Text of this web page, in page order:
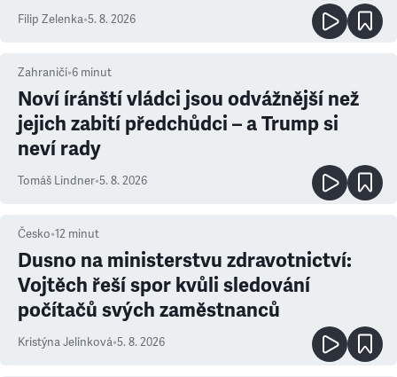
Filip Zelenka•5. 8. 2026
Zahraničí•6 minut
Noví íránští vládci jsou odvážnější než
jejich zabití předchůdci – a Trump si
neví rady
Tomáš Lindner•5. 8. 2026
Česko•12 minut
Dusno na ministerstvu zdravotnictví:
Vojtěch řeší spor kvůli sledování
počítačů svých zaměstnanců
Kristýna Jelínková•5. 8. 2026